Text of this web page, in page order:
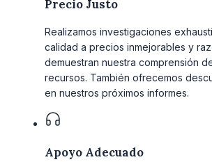
Precio Justo
Realizamos investigaciones
calidad a precios inmejorables y
demuestran nuestra comprensión
recursos. También ofrecemos
en nuestros próximos informes.
Apoyo Adecuado